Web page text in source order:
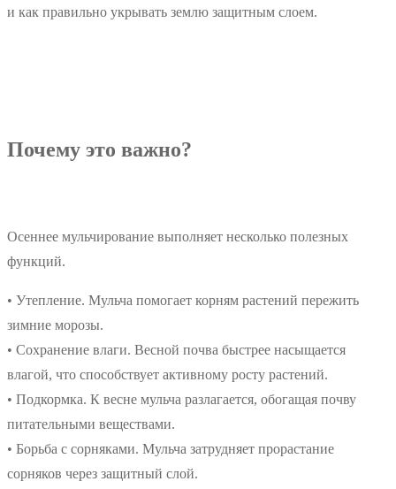
и как правильно укрывать землю защитным слоем.
Почему это важно?
Осеннее мульчирование выполняет несколько полезных
функций.
• Утепление. Мульча помогает корням растений пережить
зимние морозы.
• Сохранение влаги. Весной почва быстрее насыщается
влагой, что способствует активному росту растений.
• Подкормка. К весне мульча разлагается, обогащая почву
питательными веществами.
• Борьба с сорняками. Мульча затрудняет прорастание
сорняков через защитный слой.